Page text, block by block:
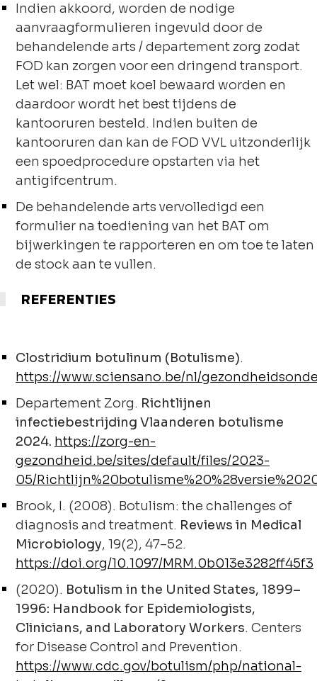
Indien akkoord, worden de nodige
aanvraagformulieren ingevuld door de
behandelende arts / departement zorg zodat
FOD kan zorgen voor een dringend transport.
Let wel: BAT moet koel bewaard worden en
daardoor wordt het best tijdens de
kantooruren besteld. Indien buiten de
kantooruren dan kan de FOD VVL uitzonderlijk
een spoedprocedure opstarten via het
antigifcentrum.
De behandelende arts vervolledigd een
formulier na toediening van het BAT om
bijwerkingen te rapporteren en om toe te laten
de stock aan te vullen.
REFERENTIES
Clostridium botulinum (Botulisme).
https://www.sciensano.be/nl/
Departement Zorg. Richtlijnen
infectiebestrijding Vlaanderen botulisme
2024. https://zorg-en-
gezondheid.be/sites/default/files/2023-
05/
Brook, I. (2008). Botulism: the challenges of
diagnosis and treatment. Reviews in Medical
Microbiology, 19(2), 47–52.
https://doi.org/10.1097/MRM.0b013e3282ff45f3
(2020). Botulism in the United States, 1899–
1996: Handbook for Epidemiologists,
Clinicians, and Laboratory Workers. Centers
for Disease Control and Prevention.
https://www.cdc.gov/botulism/php/national-